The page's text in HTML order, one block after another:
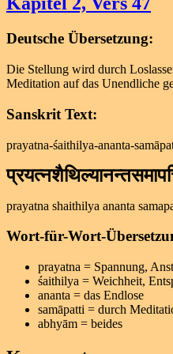
Deutsche Übersetzung:
Die Stellung wird durch
Meditation auf das Unendliche
Sanskrit Text:
prayatna-śaithilya-ananta-
prayatna shaithilya ananta
Wort-für-Wort-
prayatna = Spannung,
śaithilya = Weichheit,
ananta = das Endlose
samāpatti = durch
abhyām = beides